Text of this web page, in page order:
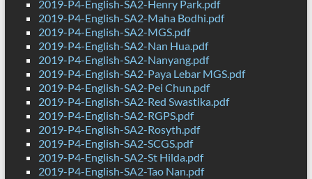
2019-P4-English-SA2-Henry Park.pdf
2019-P4-English-SA2-Maha Bodhi.pdf
2019-P4-English-SA2-MGS.pdf
2019-P4-English-SA2-Nan Hua.pdf
2019-P4-English-SA2-Nanyang.pdf
2019-P4-English-SA2-Paya Lebar MGS.pdf
2019-P4-English-SA2-Pei Chun.pdf
2019-P4-English-SA2-Red Swastika.pdf
2019-P4-English-SA2-RGPS.pdf
2019-P4-English-SA2-Rosyth.pdf
2019-P4-English-SA2-SCGS.pdf
2019-P4-English-SA2-St Hilda.pdf
2019-P4-English-SA2-Tao Nan.pdf